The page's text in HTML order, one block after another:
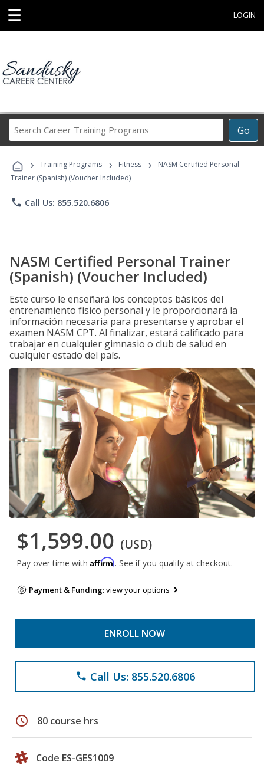
☰ LOGIN
Go
Career
Programs
› Training Programs › Fitness ›
NASM Certified Personal
Trainer (Spanish) (Voucher Included)
phone Call Us: 855.520.6806
NASM Certified Personal Trainer
(Spanish) (Voucher Included)
Este curso le enseñará los conceptos básicos del
entrenamiento físico personal y le proporcionará la
información necesaria para presentarse y aprobar el
examen NASM CPT. Al finalizar, estará calificado para
trabajar en cualquier gimnasio o club de salud en
cualquier estado del país.
$1,599.00 (USD)
Pay over time with Affirm. See if you qualify at checkout.
Payment & Funding:view your options
ENROLL NOW
phone Call Us: 855.520.6806
schedule 80 course hrs
Code ES-GES1009